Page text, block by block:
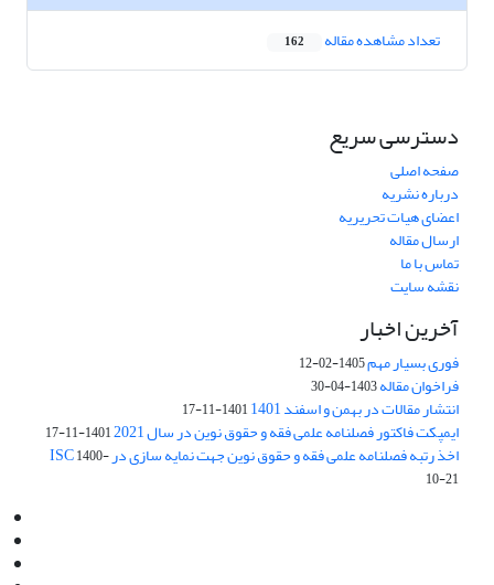
تعداد مشاهده مقاله 162
دسترسی سریع
صفحه اصلی
درباره نشریه
اعضای هیات تحریریه
ارسال مقاله
تماس با ما
نقشه سایت
آخرین اخبار
فوری بسیار مهم1405-02-12
فراخوان مقاله1403-04-30
انتشار مقالات در بهمن و اسفند 1401 1401-11-17
ایمپکت فاکتور فصلنامه علمی فقه و حقوق نوین در سال 2021 1401-11-17
اخذ رتبه فصلنامه علمی فقه و حقوق نوین جهت نمایه سازی در ISC1400-
10-21